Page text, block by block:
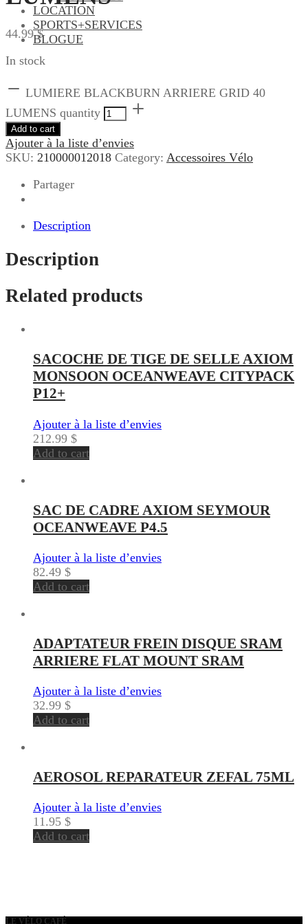
LOCATION
SPORTS+SERVICES
BLOGUE
44.99$
In stock
LUMIERE BLACKBURN ARRIERE GRID 40
LUMENS quantity
Add to cart
Ajouter à la liste d’envies
SKU: 210000012018 Category: Accessoires Vélo
Partager
Description
Description
Related products
SACOCHE DE TIGE DE SELLE AXIOM
MONSOON OCEANWEAVE CITYPACK
P12+
Ajouter à la liste d’envies
212.99 $
Add to cart
SAC DE CADRE AXIOM SEYMOUR
OCEANWEAVE P4.5
Ajouter à la liste d’envies
82.49 $
Add to cart
ADAPTATEUR FREIN DISQUE SRAM
ARRIERE FLAT MOUNT SRAM
Ajouter à la liste d’envies
32.99 $
Add to cart
AEROSOL REPARATEUR ZEFAL 75ML
Ajouter à la liste d’envies
11.95 $
Add to cart
LE VÉLO CAFÉ